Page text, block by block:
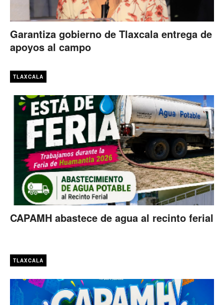
Garantiza gobierno de Tlaxcala entrega de
apoyos al campo
TLAXCALA
CAPAMH abastece de agua al recinto ferial
TLAXCALA